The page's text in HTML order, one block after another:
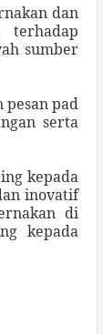
dan
terhadap
sumber
pesan pad
serta
kepada
inovatif
di
kepada